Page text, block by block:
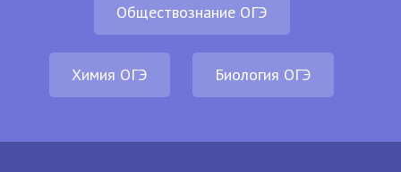
Обществознание ОГЭ
Химия ОГЭ Биология ОГЭ